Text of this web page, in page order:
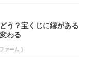
う？宝くじに縁がある
わる
ァーム )